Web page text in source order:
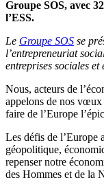
Groupe SOS, avec
l’ESS.
Le Groupe SOS se
l’entrepreneuriat
entreprises sociales et
Nous, acteurs de
appelons de nos vœux
faire de l’Europe
Les défis de l’Europe
géopolitique,
repenser notre
des Hommes et de la